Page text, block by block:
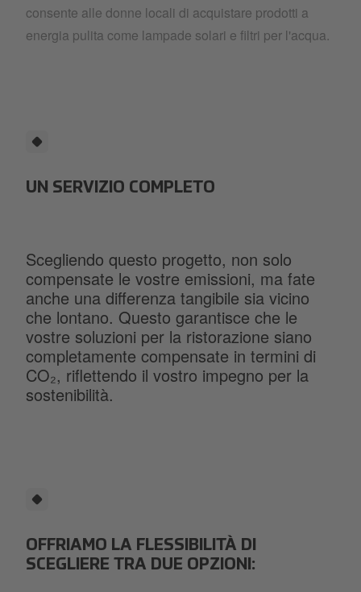
consente alle donne locali di acquistare prodotti a
energia pulita come lampade solari e filtri per l'acqua.
UN SERVIZIO COMPLETO
Scegliendo questo progetto, non solo
compensate le vostre emissioni, ma fate
anche una differenza tangibile sia vicino
che lontano. Questo garantisce che le
vostre soluzioni per la ristorazione siano
completamente compensate in termini di
CO₂, riflettendo il vostro impegno per la
sostenibilità.
OFFRIAMO LA FLESSIBILITÀ DI
SCEGLIERE TRA DUE OPZIONI: